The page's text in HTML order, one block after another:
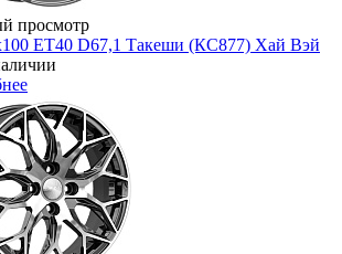
просмотр
ET40 D67,1 Такеши (КС877) Хай Вэй